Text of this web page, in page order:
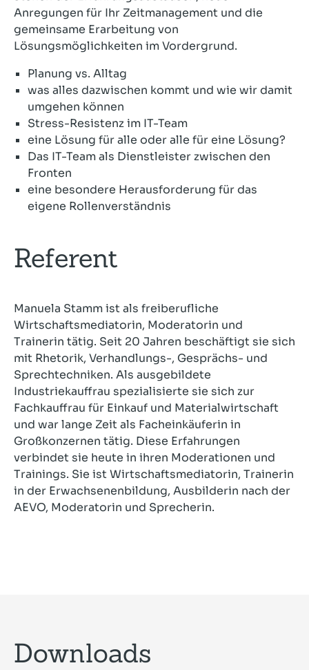
Anregungen für Ihr Zeitmanagement und die
gemeinsame Erarbeitung von
Lösungsmöglichkeiten im Vordergrund.
Planung vs. Alltag
was alles dazwischen kommt und wie wir damit
umgehen können
Stress-Resistenz im IT-Team
eine Lösung für alle oder alle für eine Lösung?
Das IT-Team als Dienstleister zwischen den
Fronten
eine besondere Herausforderung für das
eigene Rollenverständnis
Referent
Manuela Stamm ist als freiberufliche
Wirtschaftsmediatorin, Moderatorin und
Trainerin tätig. Seit 20 Jahren beschäftigt sie sich
mit Rhetorik, Verhandlungs-, Gesprächs- und
Sprechtechniken. Als ausgebildete
Industriekauffrau spezialisierte sie sich zur
Fachkauffrau für Einkauf und Materialwirtschaft
und war lange Zeit als Facheinkäuferin in
Großkonzernen tätig. Diese Erfahrungen
verbindet sie heute in ihren Moderationen und
Trainings. Sie ist Wirtschaftsmediatorin, Trainerin
in der Erwachsenenbildung, Ausbilderin nach der
AEVO, Moderatorin und Sprecherin.
Downloads